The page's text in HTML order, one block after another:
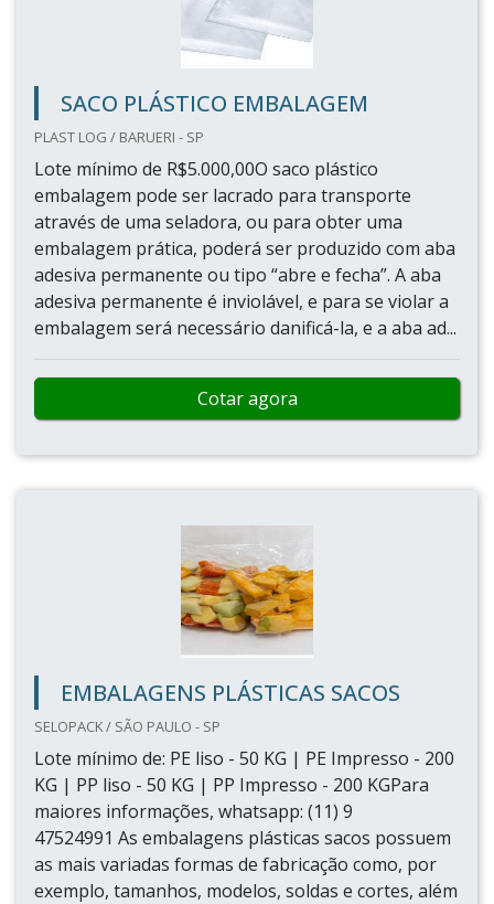
SACO PLÁSTICO EMBALAGEM
PLAST LOG / BARUERI - SP
Lote mínimo de R$5.000,00O saco plástico
embalagem pode ser lacrado para transporte
através de uma seladora, ou para obter uma
embalagem prática, poderá ser produzido com aba
adesiva permanente ou tipo “abre e fecha”. A aba
adesiva permanente é inviolável, e para se violar a
embalagem será necessário danificá-la, e a aba ad...
Cotar agora
EMBALAGENS PLÁSTICAS SACOS
SELOPACK / SÃO PAULO - SP
Lote mínimo de: PE liso - 50 KG | PE Impresso - 200
KG | PP liso - 50 KG | PP Impresso - 200 KGPara
maiores informações, whatsapp: (11) 9
47524991 As embalagens plásticas sacos possuem
as mais variadas formas de fabricação como, por
exemplo, tamanhos, modelos, soldas e cortes, além